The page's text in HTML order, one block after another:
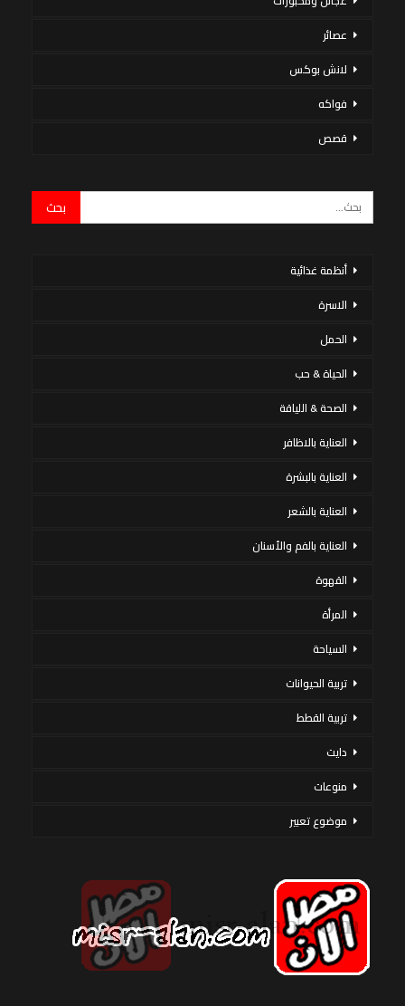
عصائر
لانش بوكس
فواكه
قصص
أنظمة غذائية
الاسرة
الحمل
الحياة & حب
الصحة & اللياقة
العناية بالاظافر
العناية بالبشرة
العناية بالشعر
العناية بالفم والأسنان
القهوة
المرأة
السياحة
تربية الحيوانات
تربية القطط
دايت
منوعات
موضوع تعبير